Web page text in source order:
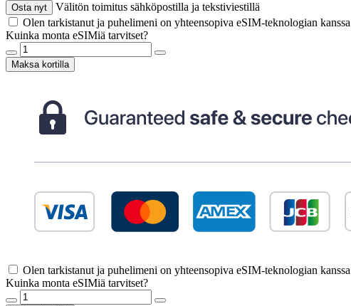
Osta nyt
Välitön toimitus sähköpostilla ja tekstiviestillä
Olen tarkistanut ja puhelimeni on yhteensopiva eSIM-teknologian kanssa
Kuinka monta eSIMiä tarvitset?
Maksa kortilla
Olen tarkistanut ja puhelimeni on yhteensopiva eSIM-teknologian kanssa
Kuinka monta eSIMiä tarvitset?